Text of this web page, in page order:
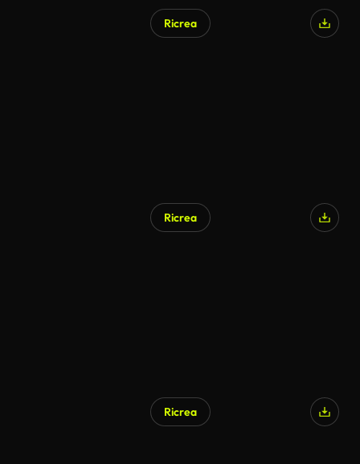
Ricrea
Ricrea
Ricrea